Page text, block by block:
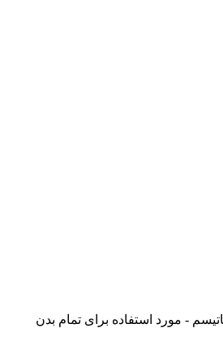
- مورد استفاده برای تمام بدن